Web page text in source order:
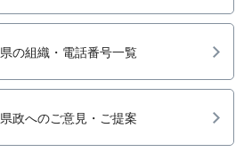
県の組織・電話番号一覧
県政へのご意見・ご提案